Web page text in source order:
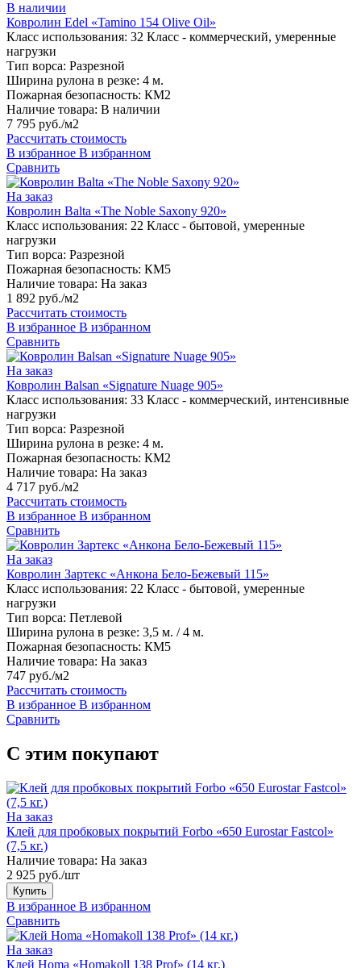
В наличии
Ковролин Edel «Tamino 154 Olive Oil»
Класс использования: 32 Класс - коммерческий, умеренные
нагрузки
Тип ворса: Разрезной
Ширина рулона в резке: 4 м.
Пожарная безопасность: КМ2
Наличие товара: В наличии
7 795 руб./м2
Рассчитать стоимость
В избранное В избранном
Сравнить
На заказ
Ковролин Balta «The Noble Saxony 920»
Класс использования: 22 Класс - бытовой, умеренные
нагрузки
Тип ворса: Разрезной
Пожарная безопасность: КМ5
Наличие товара: На заказ
1 892 руб./м2
Рассчитать стоимость
В избранное В избранном
Сравнить
На заказ
Ковролин Balsan «Signature Nuage 905»
Класс использования: 33 Класс - коммерческий, интенсивные
нагрузки
Тип ворса: Разрезной
Ширина рулона в резке: 4 м.
Пожарная безопасность: КМ2
Наличие товара: На заказ
4 717 руб./м2
Рассчитать стоимость
В избранное В избранном
Сравнить
На заказ
Ковролин Зартекс «Анкона Бело-Бежевый 115»
Класс использования: 22 Класс - бытовой, умеренные
нагрузки
Тип ворса: Петлевой
Ширина рулона в резке: 3,5 м. / 4 м.
Пожарная безопасность: КМ5
Наличие товара: На заказ
747 руб./м2
Рассчитать стоимость
В избранное В избранном
Сравнить
С этим покупают
На заказ
Клей для пробковых покрытий Forbo «650 Eurostar Fastcol»
(7,5 кг.)
Наличие товара: На заказ
2 925 руб./шт
Купить
В избранное В избранном
Сравнить
На заказ
Клей Homa «Homakoll 138 Prof» (14 кг.)